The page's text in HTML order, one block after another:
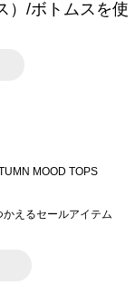
）/ボトムスを使